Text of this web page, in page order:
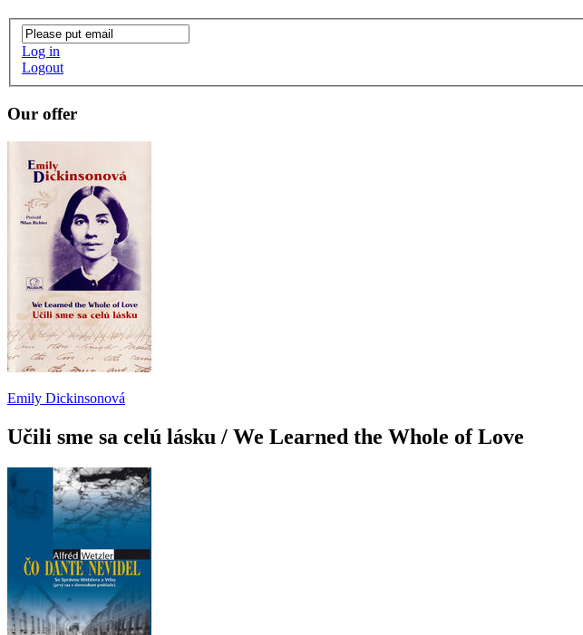
Log in
Logout
Our offer
Emily Dickinsonová
Učili sme sa celú lásku / We Learned the Whole of Love